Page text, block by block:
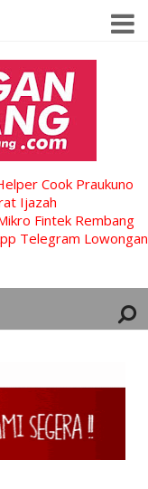
Cook Praukuno
Ijazah
Fintek Rembang
Telegram Lowongan